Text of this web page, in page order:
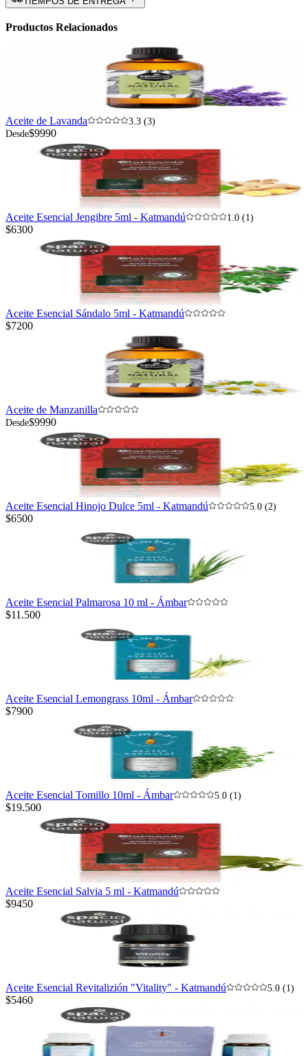
Productos Relacionados
Aceite de Lavanda
3.3 (3)
Desde$9990
Aceite Esencial Jengibre 5ml - Katmandú 1.0 (1)
$6300
Aceite Esencial Sándalo 5ml - Katmandú
$7200
Aceite de Manzanilla
Desde$9990
Aceite Esencial Hinojo Dulce 5ml - Katmandú 5.0 (2)
$6500
Aceite Esencial Palmarosa 10 ml - Ámbar
$11.500
Aceite Esencial Lemongrass 10ml - Ámbar
$7900
Aceite Esencial Tomillo 10ml - Ámbar 5.0 (1)
$19.500
Aceite Esencial Salvia 5 ml - Katmandú
$9450
Aceite Esencial Revitalizión "Vitality" - Katmandú 5.0 (1)
$5460